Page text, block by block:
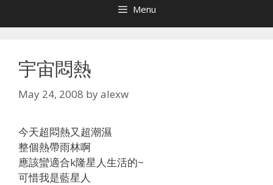
Menu
宇宙悶熱
May 24, 2008 byalexw
今天超悶熱又超潮濕
整個熱帶雨林啊
應該蠻適合k隆星人生活的~
可惜我是藍星人